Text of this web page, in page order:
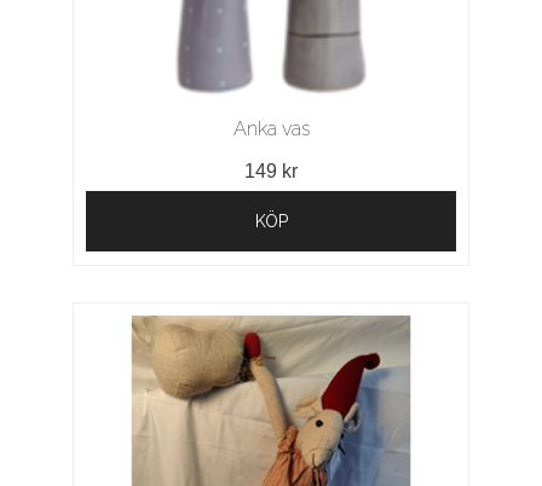
Anka vas
149 kr
KÖP